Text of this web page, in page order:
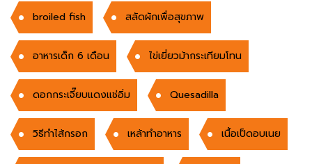
broiled fish สลัดผักเพื่อสุขภาพ
อาหารเด็ก 6 เดือน ไข่เยี่ยวม้ากระเทียมโทน
ดอกกระเจี๊ยบแดงแช่อิ่ม Quesadilla
วิธีทำไส้กรอก เหล้าทำอาหาร เนื้อเป็ดอบเนย